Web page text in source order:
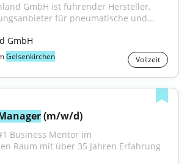
GmbH ist führender Hersteller,
für pneumatische und...
GmbH
Gelsenkirchen Vollzeit
(m/w/d)
Business Mentor im
Raum mit über 35 Jahren Erfahrung